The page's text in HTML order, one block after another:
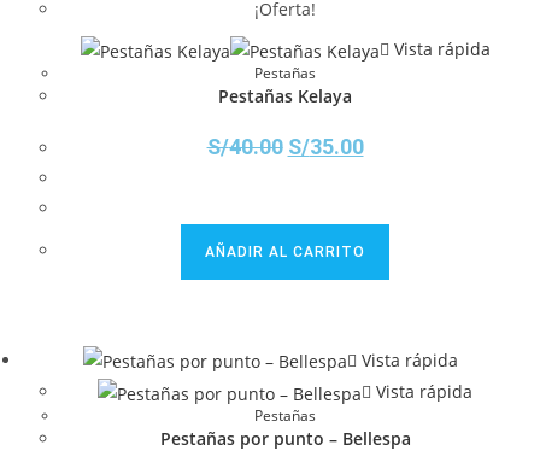
¡Oferta!
Vista rápida
Pestañas
Pestañas Kelaya
S/40.00 S/35.00
AÑADIR AL CARRITO
Vista rápida
Vista rápida
Pestañas
Pestañas por punto – Bellespa